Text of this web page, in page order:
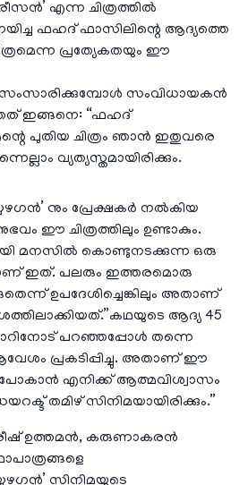
എന്ന ചിത്രത്തിൽ
ഫഹദ് ഫാസിലിന്റെ ആദ്യത്തെ
പ്രത്യേകതയും ഈ
സംസാരിക്കുമ്പോൾ സംവിധായകൻ
ഇങ്ങനെ: “ഫഹദ്
പുതിയ ചിത്രം ഞാൻ ഇതുവരെ
വ്യത്യസ്തമായിരിക്കും.
നും പ്രേക്ഷകർ നൽകിയ
ഈ ചിത്രത്തിലും ഉണ്ടാകും.
മനസിൽ കൊണ്ടുനടക്കുന്ന ഒരു
ഇത്. പലരും ഇത്തരമൊരു
ഉപദേശിച്ചെങ്കിലും അതാണ്
ആദ്യ 45
പറഞ്ഞപ്പോൾ തന്നെ
പ്രകടിപ്പിച്ചു. അതാണ് ഈ
എനിക്ക് ആത്മവിശ്വാസം
തമിഴ് സിനിമയായിരിക്കും.”
ഉത്തമൻ, കരുണാകരൻ
സിനിമയുടെ